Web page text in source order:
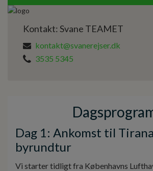
Kontakt: Svane TEAMET
kontakt@svanerejser.dk
3535 5345
Dag 1: Ankomst til
byrundtur
Vi starter tidligt fra Københavns